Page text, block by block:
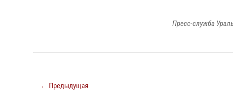
Пресс-служба
← Предыдущая